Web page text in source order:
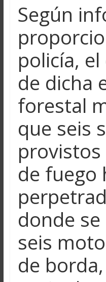
Según
policía,
de dicha
forestal
que seis
de fuego
donde
seis
de